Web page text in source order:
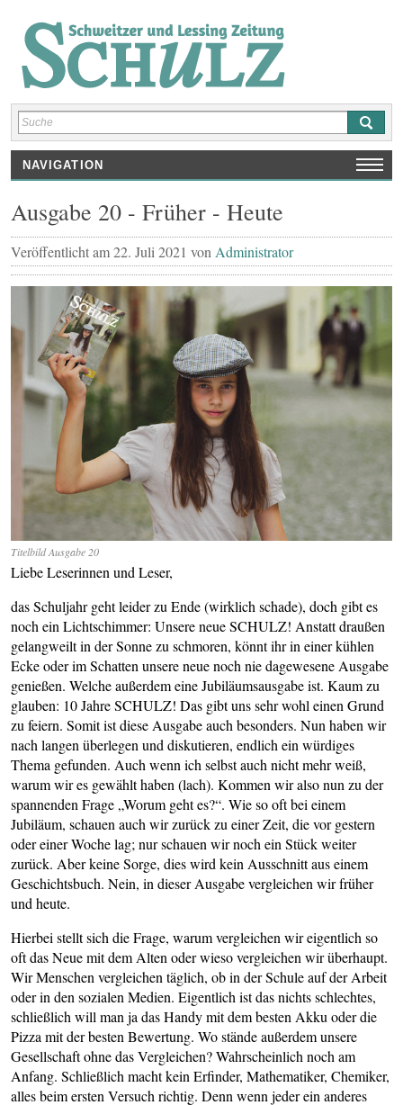
NAVIGATION
AUSGABEN
SCHULNEWS
INTERVIEWS/ REPORTAGEN
REZENSIONEN
KUNST/ KULTUR/ SPRACHEN
SPORT
SHOP
Ausgabe 20 - Früher - Heute
Veröffentlicht am22. Juli 2021 von Administrator
Titelbild Ausgabe 20
Liebe Leserinnen und Leser,
das Schuljahr geht leider zu Ende (wirklich schade), doch gibt es
noch ein Lichtschimmer: Unsere neue SCHULZ! Anstatt draußen
gelangweilt in der Sonne zu schmoren, könnt ihr in einer kühlen
Ecke oder im Schatten unsere neue noch nie dagewesene Ausgabe
genießen. Welche außerdem eine Jubiläumsausgabe ist. Kaum zu
glauben: 10 Jahre SCHULZ! Das gibt uns sehr wohl einen Grund
zu feiern. Somit ist diese Ausgabe auch besonders. Nun haben wir
nach langen überlegen und diskutieren, endlich ein würdiges
Thema gefunden. Auch wenn ich selbst auch nicht mehr weiß,
warum wir es gewählt haben (lach). Kommen wir also nun zu der
spannenden Frage „Worum geht es?“. Wie so oft bei einem
Jubiläum, schauen auch wir zurück zu einer Zeit, die vor gestern
oder einer Woche lag; nur schauen wir noch ein Stück weiter
zurück. Aber keine Sorge, dies wird kein Ausschnitt aus einem
Geschichtsbuch. Nein, in dieser Ausgabe vergleichen wir früher
und heute.
Hierbei stellt sich die Frage, warum vergleichen wir eigentlich so
oft das Neue mit dem Alten oder wieso vergleichen wir überhaupt.
Wir Menschen vergleichen täglich, ob in der Schule auf der Arbeit
oder in den sozialen Medien. Eigentlich ist das nichts schlechtes,
schließlich will man ja das Handy mit dem besten Akku oder die
Pizza mit der besten Bewertung. Wo stände außerdem unsere
Gesellschaft ohne das Vergleichen? Wahrscheinlich noch am
Anfang. Schließlich macht kein Erfinder, Mathematiker, Chemiker,
alles beim ersten Versuch richtig. Denn wenn jeder ein anderes